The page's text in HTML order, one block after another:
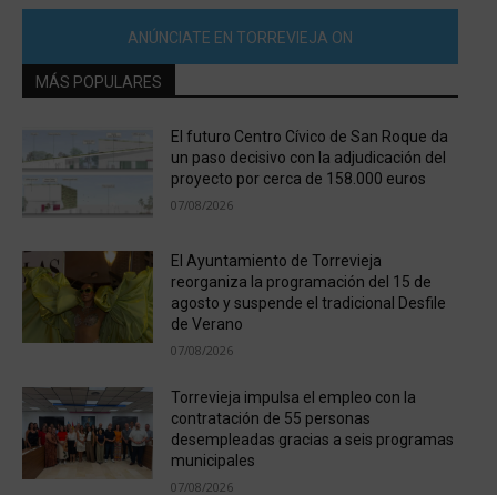
ANÚNCIATE EN TORREVIEJA ON
MÁS POPULARES
El futuro Centro Cívico de San Roque da
un paso decisivo con la adjudicación del
proyecto por cerca de 158.000 euros
07/08/2026
El Ayuntamiento de Torrevieja
reorganiza la programación del 15 de
agosto y suspende el tradicional Desfile
de Verano
07/08/2026
Torrevieja impulsa el empleo con la
contratación de 55 personas
desempleadas gracias a seis programas
municipales
07/08/2026